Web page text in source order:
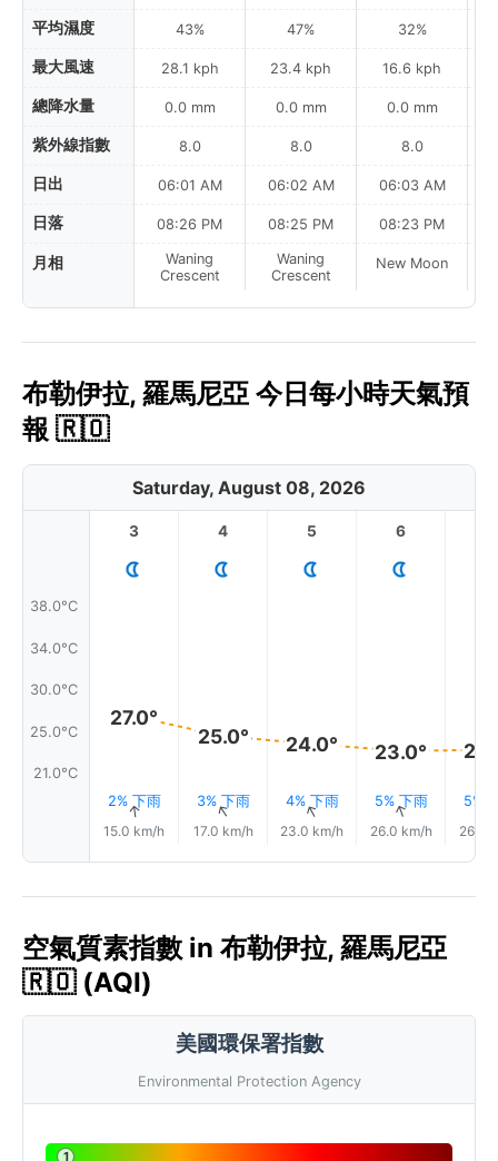
平均濕度
最大風速
總降水量
紫外線指數
日出
日落
月相
43%
28.1 kph
0.0 mm
8.0
06:01 AM
08:26 PM
Waning
Crescent
47%
23.4 kph
0.0 mm
8.0
06:02 AM
08:25 PM
Waning
Crescent
32%
16.6 kph
0.0 mm
8.0
06:03 AM
08:23 PM
New Moon
布勒伊拉, 羅馬尼亞 今日每小時天氣預
報 🇷🇴
Saturday, August 08, 2026
38.0°C
34.0°C
30.0°C
25.0°C
21.0°C
3
27.0°
2% 下雨
↑
15.0 km/h
4
25.0°
3% 下雨
↑
17.0 km/h
5
24.0°
4% 下雨
↑
23.0 km/h
6
23.0°
5% 下雨
↑
26.0 km/h
5%
26.0
空氣質素指數 in 布勒伊拉, 羅馬尼亞
🇷🇴 (AQI)
美國環保署指數
Environmental Protection Agency
1